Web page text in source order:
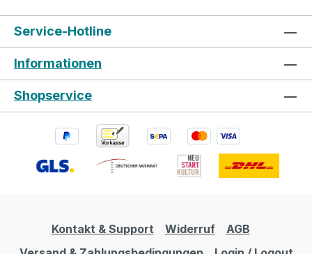
Service-Hotline
Informationen
Shopservice
Kontakt & Support Widerruf
AGB